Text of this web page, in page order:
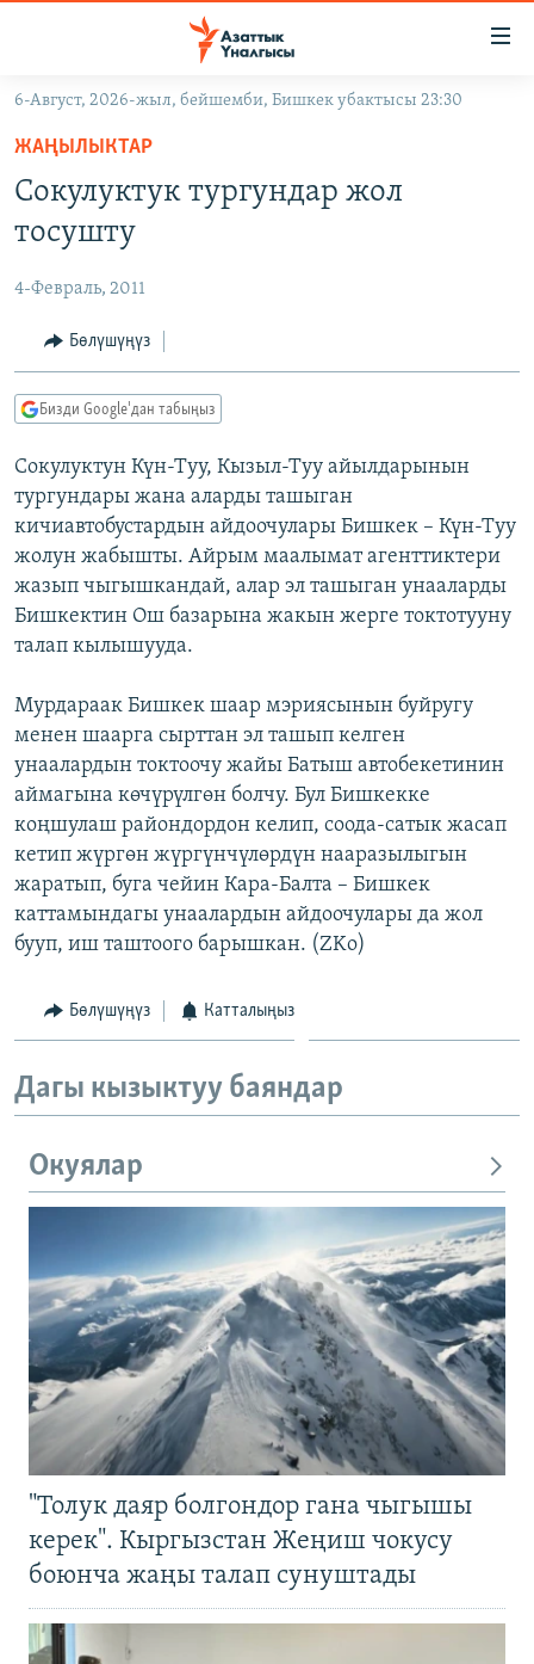
Навигацияга
өтүңүз
Издөөгө
салыңызКЫРГЫЗСТАН
ЭКОНОМИКА
МАДАНИЯТ
ДҮЙНӨ
БОРБОР АЗИЯ
УКРАИНА
АТАЙЫН ИЛИКТӨӨ
ТВ ПРОГРАММАЛАР
ЭКСПЕРТТЕР ТАЛДАЙТ
БИЗ ЖАНА ДҮЙНӨ
ДАНИСТЕ
ЭЖЕ-СИҢДИЛЕР
ЫҢГАЙСЫЗ СУРООЛОР
ӨЗГӨЧӨ ПИКИР
Русский
ОНЛАЙН ШЕРИНЕ
ЭЕ/АРнун бардык сайттары
6-Август, 2026-жыл, бейшемби, Бишкек убактысы 23:30
ЖАҢЫЛЫКТАР
Сокулуктук тургундар жол
тосушту
4-Февраль, 2011
Бөлүшүңүз
Бизди Google'дан табыңыз
Сокулуктун Күн-Туу, Кызыл-Туу айылдарынын
тургундары жана аларды ташыган
кичиавтобустардын айдоочулары Бишкек – Күн-Туу
жолун жабышты. Айрым маалымат агенттиктери
жазып чыгышкандай, алар эл ташыган унааларды
Бишкектин Ош базарына жакын жерге токтотууну
талап кылышууда.
Мурдараак Бишкек шаар мэриясынын буйругу
менен шаарга сырттан эл ташып келген
унаалардын токтоочу жайы Батыш автобекетинин
аймагына көчүрүлгөн болчу. Бул Бишкекке
коңшулаш райондордон келип, соода-сатык жасап
кетип жүргөн жүргүнчүлөрдүн нааразылыгын
жаратып, буга чейин Кара-Балта – Бишкек
каттамындагы унаалардын айдоочулары да жол
бууп, иш таштоого барышкан. (ZKo)
Бөлүшүңүз Катталыңыз
Дагы кызыктуу баяндар
Окуялар
"Толук даяр болгондор гана чыгышы
керек". Кыргызстан Жеңиш чокусу
боюнча жаңы талап сунуштады